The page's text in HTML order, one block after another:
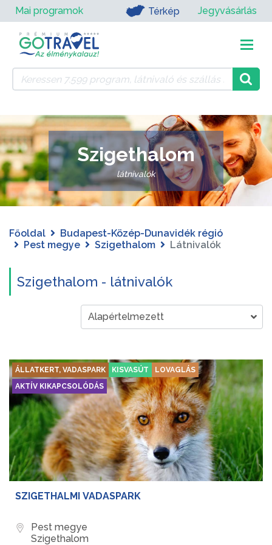
Mai programok Térkép Jegyvásárlás
Szigethalom
látnivalók
Főoldal
Budapest-Közép-Dunavidék régió
Pest megye
Szigethalom Látnivalók
Szigethalom - látnivalók
ÁLLATKERT, VADASPARK KISVASÚT
LOVAGLÁS
AKTÍV KIKAPCSOLÓDÁS
SZIGETHALMI VADASPARK
Pest megye
Szigethalom